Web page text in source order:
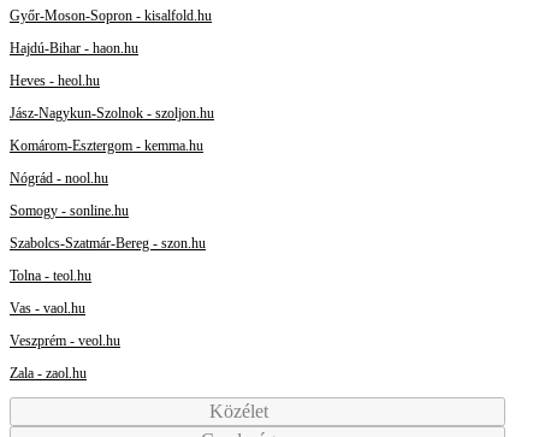
Győr-Moson-Sopron - kisalfold.hu
Hajdú-Bihar - haon.hu
Heves - heol.hu
Jász-Nagykun-Szolnok - szoljon.hu
Komárom-Esztergom - kemma.hu
Nógrád - nool.hu
Somogy - sonline.hu
Szabolcs-Szatmár-Bereg - szon.hu
Tolna - teol.hu
Vas - vaol.hu
Veszprém - veol.hu
Zala - zaol.hu
Közélet